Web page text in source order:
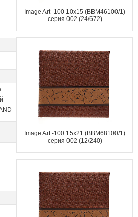
Image Art -100 10x15 (BBM46100/1)
серия 002 (24/672)
Image Art -100 15x21 (BBM68100/1)
серия 002 (12/240)